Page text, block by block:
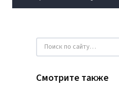
Смотрите также